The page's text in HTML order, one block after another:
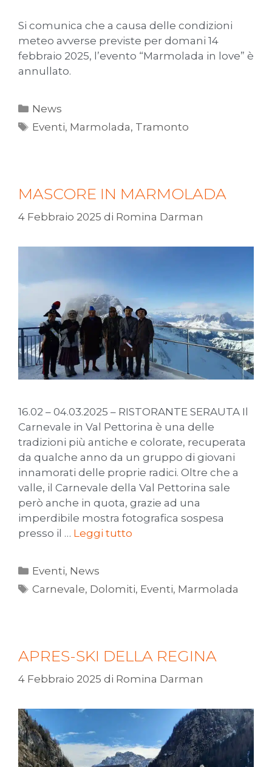
Si comunica che a causa delle condizioni
meteo avverse previste per domani 14
febbraio 2025, l’evento “Marmolada in love” è
annullato.
News
Eventi, Marmolada, Tramonto
MASCORE IN MARMOLADA
4 Febbraio 2025 di Romina Darman
16.02 – 04.03.2025 – RISTORANTE SERAUTA Il
Carnevale in Val Pettorina è una delle
tradizioni più antiche e colorate, recuperata
da qualche anno da un gruppo di giovani
innamorati delle proprie radici. Oltre che a
valle, il Carnevale della Val Pettorina sale
però anche in quota, grazie ad una
imperdibile mostra fotografica sospesa
presso il … Leggi tutto
Eventi, News
Carnevale, Dolomiti, Eventi, Marmolada
APRES-SKI DELLA REGINA
4 Febbraio 2025 di Romina Darman